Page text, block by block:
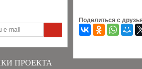
ПРОЕКТА
Поделиться с